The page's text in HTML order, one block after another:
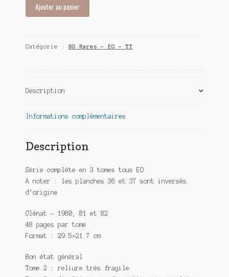
de
-
3
-
Ajouter au panier
Catégorie : BD Rares - EO - TT
Description
Informations complémentaires
Description
Série complète en 3 tomes tous EO
A noter : les planches 36 et 37 sont inversés
d’origine
Glénat – 1980, 81 et 82
48 pages par tome
Format : 29.5×21.7 cm
Bon état général
Tome 2 : reliure très fragile